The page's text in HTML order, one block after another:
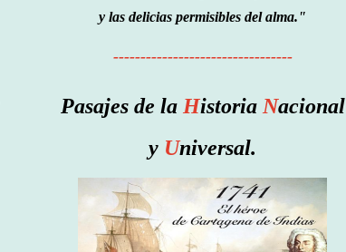
y las delicias permisibles del alma."
---------------------------------
Pasajes de la HistoriaNacional
y Universal.